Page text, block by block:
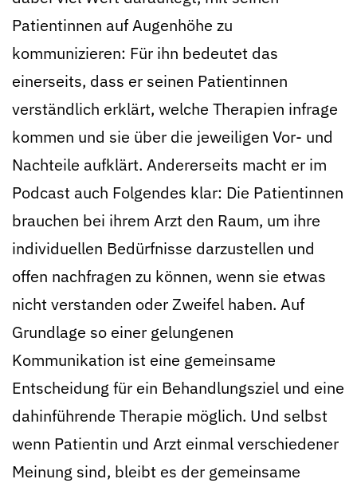
Patientinnen auf Augenhöhe zu
kommunizieren: Für ihn bedeutet das
einerseits, dass er seinen Patientinnen
verständlich erklärt, welche Therapien infrage
kommen und sie über die jeweiligen Vor- und
Nachteile aufklärt. Andererseits macht er im
Podcast auch Folgendes klar: Die Patientinnen
brauchen bei ihrem Arzt den Raum, um ihre
individuellen Bedürfnisse darzustellen und
offen nachfragen zu können, wenn sie etwas
nicht verstanden oder Zweifel haben. Auf
Grundlage so einer gelungenen
Kommunikation ist eine gemeinsame
Entscheidung für ein Behandlungsziel und eine
dahinführende Therapie möglich. Und selbst
wenn Patientin und Arzt einmal verschiedener
Meinung sind, bleibt es der gemeinsame